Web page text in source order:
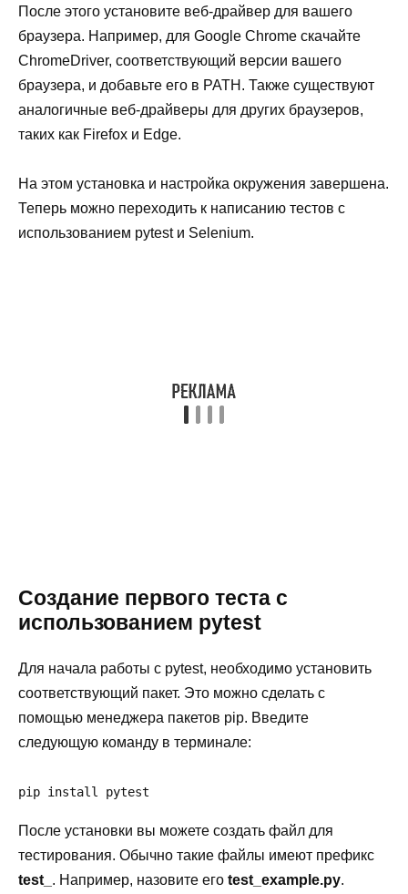
После этого установите веб-драйвер для вашего
браузера. Например, для Google Chrome скачайте
ChromeDriver, соответствующий версии вашего
браузера, и добавьте его в PATH. Также существуют
аналогичные веб-драйверы для других браузеров,
таких как Firefox и Edge.
На этом установка и настройка окружения завершена.
Теперь можно переходить к написанию тестов с
использованием pytest и Selenium.
Создание первого теста с
использованием pytest
Для начала работы с pytest, необходимо установить
соответствующий пакет. Это можно сделать с
помощью менеджера пакетов pip. Введите
следующую команду в терминале:
pip install pytest
После установки вы можете создать файл для
тестирования. Обычно такие файлы имеют префикс
test_ . Например, назовите его test_example.py.